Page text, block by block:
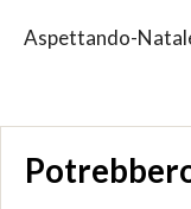
Aspettando-